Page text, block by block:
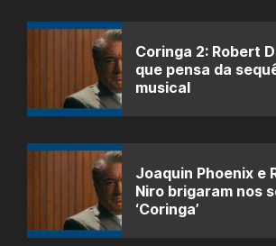
Coringa 2: Robert
que pensa da
musical
Joaquin Phoenix e
Niro brigaram nos
‘Coringa’